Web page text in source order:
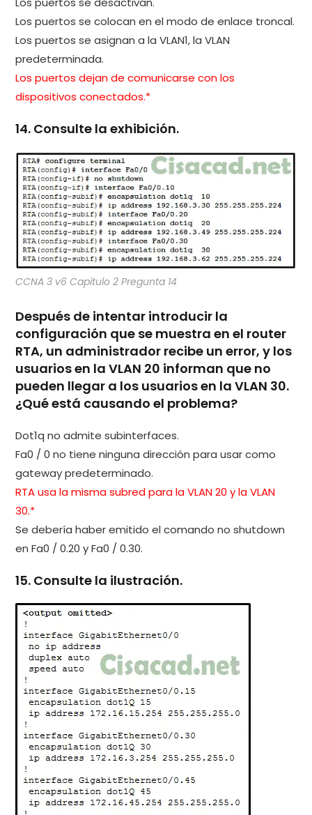
Los puertos se colocan en el modo de enlace troncal.
Los puertos se asignan a la VLAN1, la VLAN
predeterminada.
Los puertos dejan de comunicarse con los
dispositivos conectados.*
14. Consulte la exhibición.
CCNA 3 v6 Capitulo 2 Pregunta 14
Después de intentar introducir la
configuración que se muestra en el router
RTA, un administrador recibe un error, y los
usuarios en la VLAN 20 informan que no
pueden llegar a los usuarios en la VLAN 30.
¿Qué está causando el problema?
Dot1q no admite subinterfaces.
Fa0 / 0 no tiene ninguna dirección para usar como
gateway predeterminado.
RTA usa la misma subred para la VLAN 20 y la VLAN
30.*
Se debería haber emitido el comando no shutdown
en Fa0 / 0.20 y Fa0 / 0.30.
15. Consulte la ilustración.